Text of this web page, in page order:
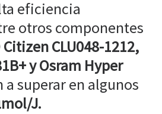
eficiencia
otros componentes
Citizen CLU048-1212,
y Osram Hyper
a superar en algunos
J.